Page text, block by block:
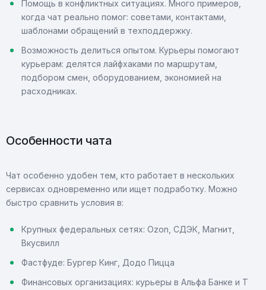
Помощь в конфликтных ситуациях. Много примеров,
когда чат реально помог: советами, контактами,
шаблонами обращений в техподдержку.
Возможность делиться опытом. Курьеры помогают
курьерам: делятся лайфхаками по маршрутам,
подбором смен, оборудованием, экономией на
расходниках.
Особенности чата
Чат особенно удобен тем, кто работает в нескольких
сервисах одновременно или ищет подработку. Можно
быстро сравнить условия в:
Крупных федеральных сетях: Ozon, СДЭК, Магнит,
Вкусвилл
Фастфуде: Бургер Кинг, Додо Пицца
Финансовых организациях: курьеры в Альфа Банке и Т